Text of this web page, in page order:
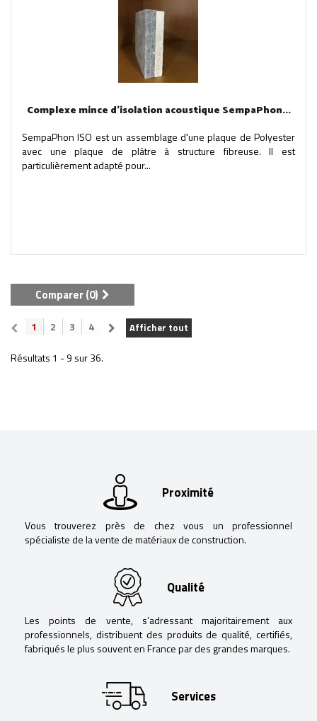
Complexe mince d'isolation acoustique SempaPhon...
SempaPhon ISO est un assemblage d'une plaque de Polyester
avec une plaque de plâtre à structure fibreuse. Il est
particulièrement adapté pour...
Comparer (0)
Afficher tout
1 2 3 4
Résultats 1 - 9 sur 36.
Proximité
Vous trouverez près de chez vous un professionnel
spécialiste de la vente de matériaux de construction.
Qualité
Les points de vente, s’adressant majoritairement aux
professionnels, distribuent des produits de qualité, certifiés,
fabriqués le plus souvent en France par des grandes marques.
Services